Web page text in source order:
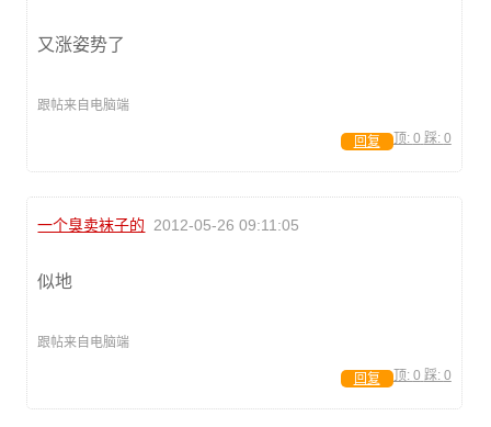
又涨姿势了
跟帖来自电脑端
顶: 0 踩: 0
回复
一个臭卖袜子的 2012-05-26 09:11:05
似地
跟帖来自电脑端
顶: 0 踩: 0
回复